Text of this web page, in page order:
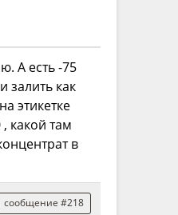
А есть -75
залить как
этикетке
какой там
в
сообщение #218